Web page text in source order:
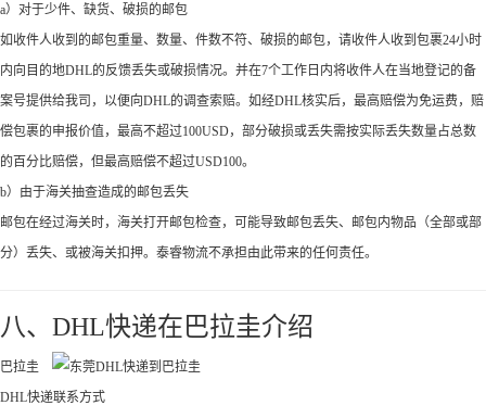
a）对于少件、缺货、破损的邮包
如收件人收到的邮包重量、数量、件数不符、破损的邮包，请收件人收到包裹24小时
内向目的地DHL的反馈丢失或破损情况。并在7个工作日内将收件人在当地登记的备
案号提供给我司，以便向DHL的调查索赔。如经DHL核实后，最高赔偿为免运费，赔
偿包裹的申报价值，最高不超过100USD，部分破损或丢失需按实际丢失数量占总数
的百分比赔偿，但最高赔偿不超过USD100。
b）由于海关抽查造成的邮包丢失
邮包在经过海关时，海关打开邮包检查，可能导致邮包丢失、邮包内物品（全部或部
分）丢失、或被海关扣押。泰睿物流不承担由此带来的任何责任。
八、DHL快递在巴拉圭介绍
巴拉圭
DHL快递联系方式